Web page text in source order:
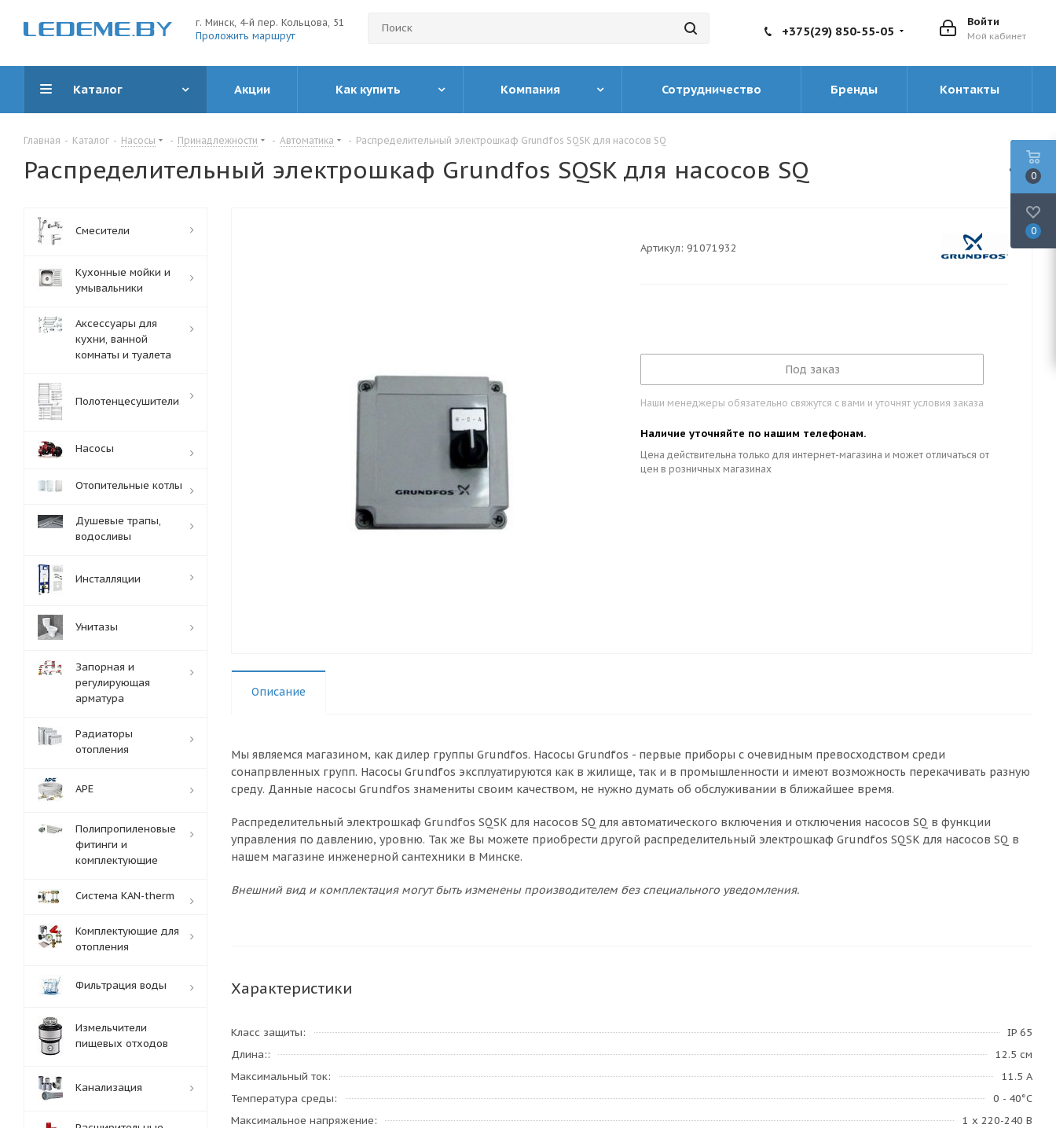
г. Минск, 4-й пер. Кольцова, 51
Проложить маршрут
Войти
Мой кабинет
+375(29) 850-55-05
Каталог Акции Как купить Компания Сотрудничество Бренды Контакты
Главная - Каталог - Насосы - Принадлежности - Автоматика - Распределительный электрошкаф Grundfos SQSK для насосов SQ
Распределительный электрошкаф Grundfos SQSK для насосов SQ
Артикул: 91071932
Под заказ
Наши менеджеры обязательно свяжутся с вами и уточнят условия заказа
Наличие уточняйте по нашим телефонам.
Цена действительна только для интернет-магазина и может отличаться от
цен в розничных магазинах
Описание
Мы являемся магазином, как дилер группы Grundfos. Насосы Grundfos - первые приборы с очевидным превосходством среди
сонапрвленных групп. Насосы Grundfos эксплуатируются как в жилище, так и в промышленности и имеют возможность перекачивать разную
среду. Данные насосы Grundfos знамениты своим качеством, не нужно думать об обслуживании в ближайшее время.
Распределительный электрошкаф Grundfos SQSK для насосов SQ для автоматического включения и отключения насосов SQ в функции
управления по давлению, уровню. Так же Вы можете приобрести другой распределительный электрошкаф Grundfos SQSK для насосов SQ в
нашем магазине инженерной сантехники в Минске.
Внешний вид и комплектация могут быть изменены производителем без специального уведомления.
Характеристики
Класс защиты
IP 65
Длина:
12.5 см
Максимальный ток
11.5 А
Температура среды
0 - 40°C
Максимальное напряжение
1 х 220-240 В
Смесители
Кухонные мойки и
умывальники
Аксессуары для
кухни, ванной
комнаты и туалета
Полотенцесушители
Насосы
Отопительные котлы
Душевые трапы,
водосливы
Инсталляции
Унитазы
Запорная и
регулирующая
арматура
Радиаторы
отопления
APE
Полипропиленовые
фитинги и
комплектующие
Система KAN-therm
Комплектующие для
отопления
Фильтрация воды
Измельчители
пищевых отходов
Канализация
0
0